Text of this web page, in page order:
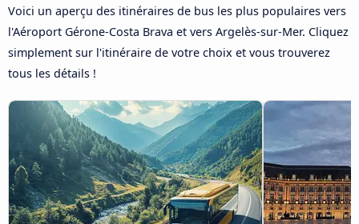
Voici un aperçu des itinéraires de bus les plus populaires vers
l'Aéroport Gérone-Costa Brava et vers Argelès-sur-Mer. Cliquez
simplement sur l'itinéraire de votre choix et vous trouverez
tous les détails !